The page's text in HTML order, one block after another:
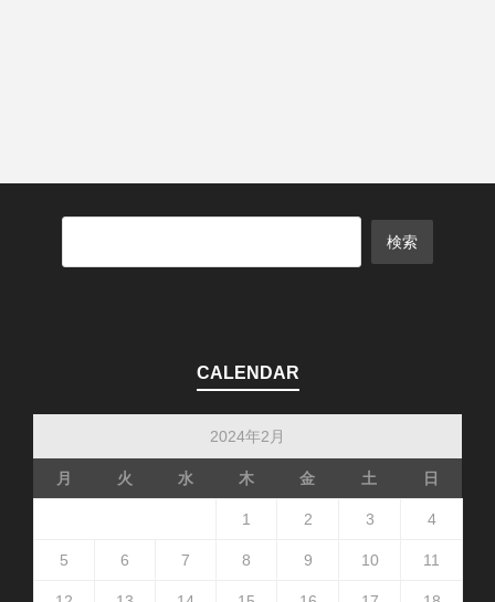
CALENDAR
2024年2月
月 火 水 木 金 土 日
1 2 3 4
5 6 7 8 9 10 11